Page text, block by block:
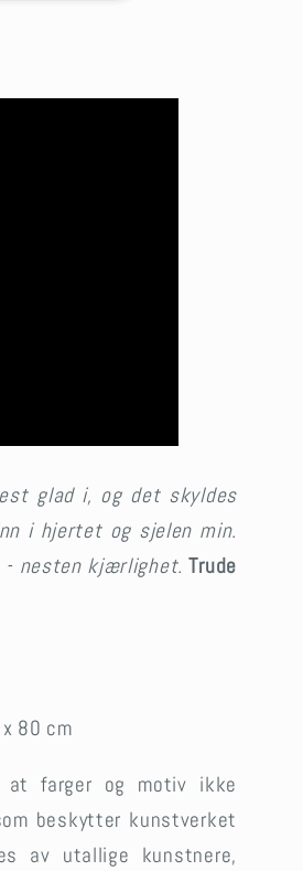
glad i, og det skyldes
i hjertet og sjelen min.
- nesten kjærlighet. Trude
80 cm
at farger og motiv ikke
beskytter kunstverket
av utallige kunstnere,